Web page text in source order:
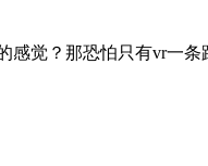
感觉？那恐怕只有vr一条